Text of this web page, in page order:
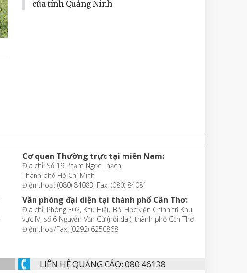
của tỉnh Quảng Ninh
Cơ quan Thường trực tại miền Nam:
Địa chỉ: Số 19 Phạm Ngọc Thạch,
Thành phố Hồ Chí Minh
Điện thoại: (080) 84083; Fax: (080) 84081
Văn phòng đại diện tại thành phố Cần Thơ:
Địa chỉ: Phòng 302, Khu Hiệu Bộ, Học viện Chính trị Khu
vực IV, số 6 Nguyễn Văn Cừ (nối dài), thành phố Cần Thơ
Điện thoại/Fax: (0292) 6250868
LIÊN HỆ QUẢNG CÁO: 080 46138